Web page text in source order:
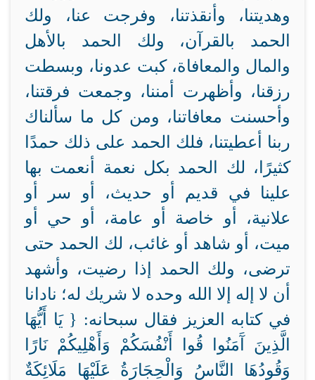
وهديتنا، وأنقذتنا، وفرجت عنا، ولك
الحمد بالقرآن، ولك الحمد بالأهل
والمال والمعافاة، كبت عدونا، وبسطت
رزقنا، وأظهرت أمننا، وجمعت فرقتنا،
وأحسنت معافاتنا، ومن كل ما سألناك
ربنا أعطيتنا، فلك الحمد على ذلك حمدًا
كثيرًا، لك الحمد بكل نعمة أنعمت بها
علينا في قديم أو حديث، أو سر أو
علانية، أو خاصة أو عامة، أو حي أو
ميت، أو شاهد أو غائب، لك الحمد حتى
ترضى، ولك الحمد إذا رضيت، وأشهد
أن لا إله إلا الله وحده لا شريك له؛ نادانا
في كتابه العزيز فقال سبحانه: { يَا أَيُّهَا
الَّذِينَ آَمَنُوا قُوا أَنْفُسَكُمْ وَأَهْلِيكُمْ نَارًا
وَقُودُهَا النَّاسُ وَالْحِجَارَةُ عَلَيْهَا مَلَائِكَةٌ